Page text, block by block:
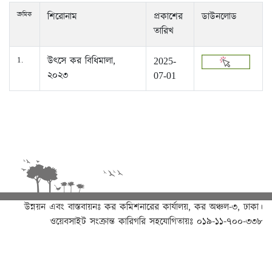
ক্রমিক শিরোনাম
প্রকাশের
তারিখ
ডাউনলোড
1.
উৎসে কর বিধিমালা,
২০২৩
2025-
07-01
উন্নয়ন এবং বাস্তবায়নঃ কর কমিশনারের কার্যালয়, কর অঞ্চল-৩, ঢাকা।
ওয়েবসাইট সংক্রান্ত কারিগরি সহযোগিতায়ঃ ০১৯-১১-৭০০-৩৩৮